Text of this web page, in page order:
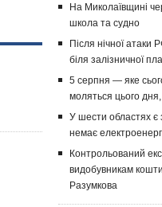
На Миколаївщині
школа та судно
Після нічної атаки
біля залізничної
5 серпня — яке
моляться цього
У шести областях є
немає
Контрольований
видобувникам
Разумкова